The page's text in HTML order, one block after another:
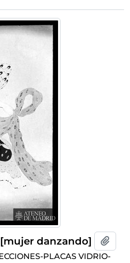
danzando]
PLACAS VIDRIO-